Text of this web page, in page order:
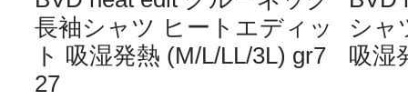
長袖シャツ ヒートエディッ
ト 吸湿発熱 (M/L/LL/3L) gr7
27
シャ
吸湿